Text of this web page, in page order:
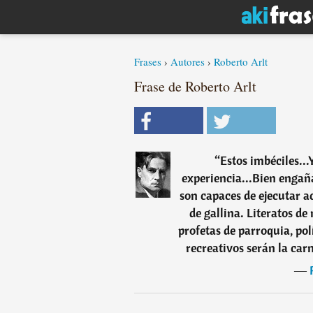
Frases › Autores › Roberto Arlt
Frase de Roberto Arlt
“Estos
experiencia...Bien
son capaces de ejecutar
de gallina. Literatos
profetas de parroquia,
recreativos serán la
―